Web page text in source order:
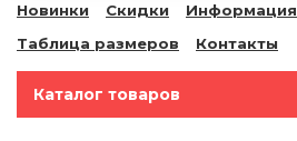
Новинки Скидки
Информация
Таблица размеров
Контакты
Каталог товаров